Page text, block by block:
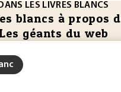
DANS LES LIVRES BLANCS
blancs à propos
Les géants du web